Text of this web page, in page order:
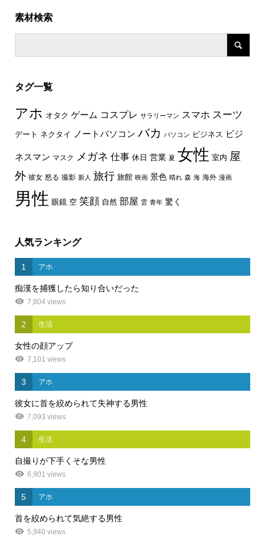
素材検索
タグ一覧
アホ オタク ゲーム コスプレ サラリーマン スマホ スーツ
デート ネクタイ ノートパソコン バカ パソコン ビジネス ビジ
ネスマン マスク メガネ 仕事 休日 営業 夏 女性 室内 屋
外 彼女 怒る 撮影 新人 旅行 旅館 映画 景色 晴れ 森 海 海外 漫画
男性 眼鏡 空 笑顔 自然 部屋 雲 青年 驚く
人気ランキング
1 アホ
痴漢を捕獲したら知り合いだった
7,804 views
2 生活
女性の顔アップ
7,101 views
3 アホ
彼女に首を絞められて失神する男性
7,093 views
4 生活
自撮りが下手くそな男性
6,901 views
5 アホ
首を絞められて気絶する男性
5,940 views